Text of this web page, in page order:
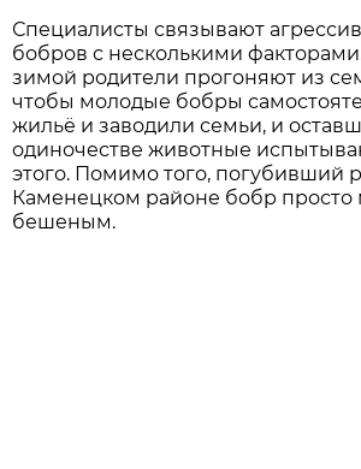
Специалисты связывают
бобров с несколькими
зимой родители прогоняют из
чтобы молодые бобры
жильё и заводили семьи, и
одиночестве животные
этого. Помимо того, погубивший
Каменецком районе бобр просто
бешеным.